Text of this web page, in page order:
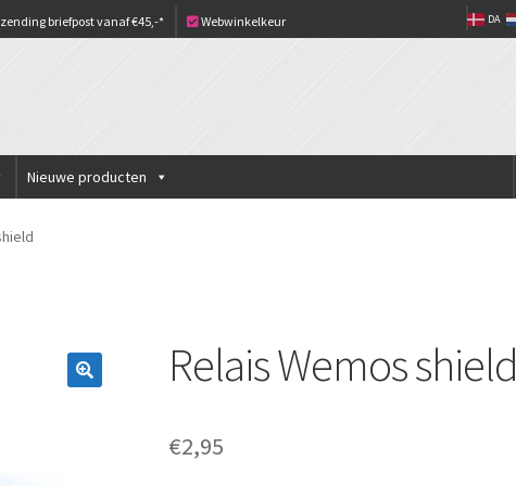
briefpost vanaf €45,-* Webwinkelkeur DA
Nieuwe producten
Relais Wemos shield
€2,95